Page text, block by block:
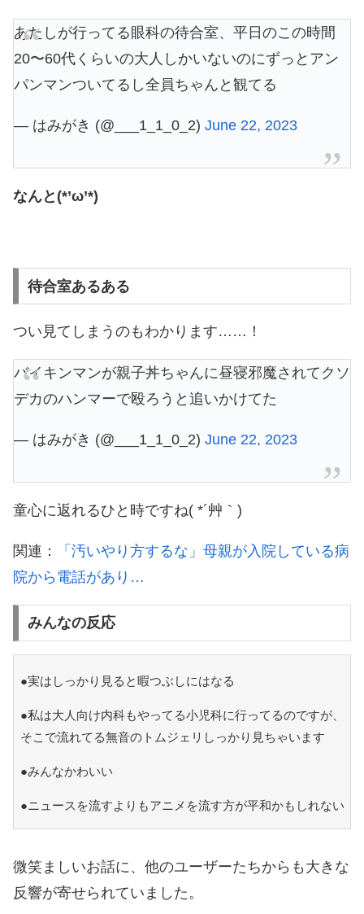
あたしが行ってる眼科の待合室、平日のこの時間
20〜60代くらいの大人しかいないのにずっとアン
パンマンついてるし全員ちゃんと観てる
— はみがき (@___1_1_0_2) June 22, 2023
なんと(*’ω’*)
待合室あるある
つい見てしまうのもわかります……！
バイキンマンが親子丼ちゃんに昼寝邪魔されてクソ
デカのハンマーで殴ろうと追いかけてた
— はみがき (@___1_1_0_2) June 22, 2023
童心に返れるひと時ですね( *´艸｀)
関連：
「汚いやり方するな」母親が入院している病
院から電話があり…
みんなの反応
●実はしっかり見ると暇つぶしにはなる
●私は大人向け内科もやってる小児科に行ってるのですが、
そこで流れてる無音のトムジェリしっかり見ちゃいます
●みんなかわいい
●ニュースを流すよりもアニメを流す方が平和かもしれない
微笑ましいお話に、他のユーザーたちからも大きな
反響が寄せられていました。